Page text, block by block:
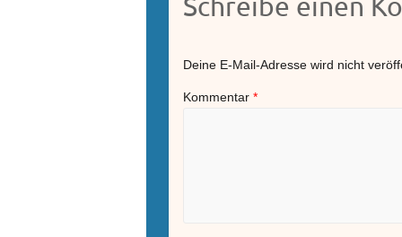
Deine E-Mail-Adresse wird nicht
Kommentar*